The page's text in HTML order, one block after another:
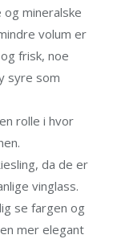
mineralske
volum er
frisk, noe
syre som
rolle i hvor
da de er
vinglass.
se fargen og
mer elegant